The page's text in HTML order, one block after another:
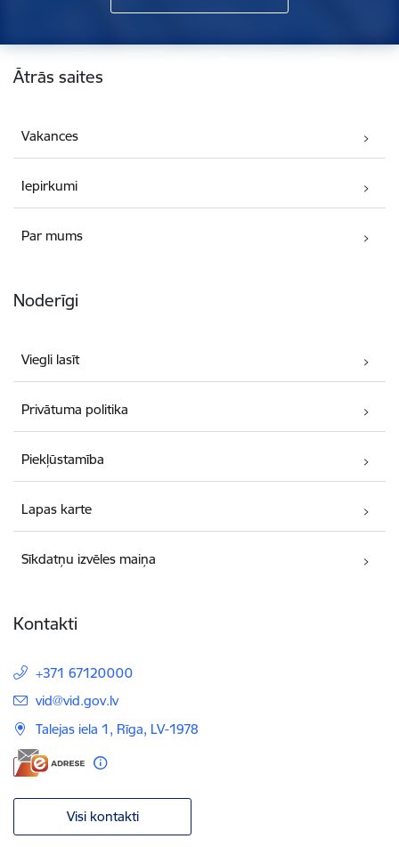
Kājene
Ātrās saites
Vakances
Iepirkumi
Par mums
Noderīgi
Viegli lasīt
Privātuma politika
Piekļūstamība
Lapas karte
Sīkdatņu izvēles maiņa
Kontakti
+371 67120000
E-pasts:
vid@vid.gov.lv
Talejas iela 1, Rīga, LV-1978
Visi kontakti